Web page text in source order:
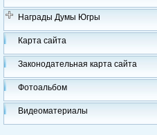
Награды Думы Югры
Карта сайта
Законодательная карта сайта
Фотоальбом
Видеоматериалы